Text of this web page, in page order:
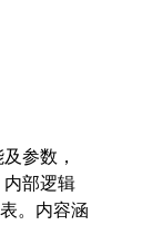
参数，
内部逻辑
。内容涵